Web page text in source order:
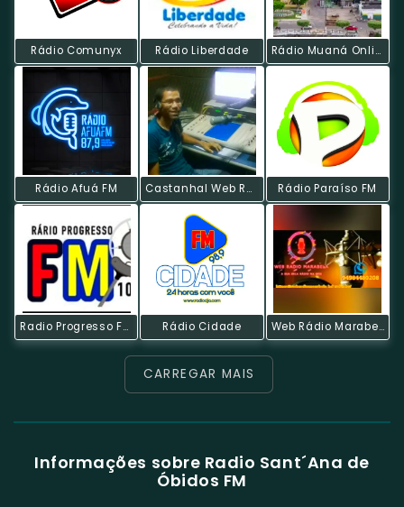
Rádio Comunyx Rádio Liberdade Rádio Muaná Online
Rádio Afuá FM Castanhal Web Radio Rádio Paraíso FM
Radio Progresso Fm Rádio Cidade Web Rádio Marabela
CARREGAR MAIS
Informações sobre Radio Sant´Ana de
Óbidos FM